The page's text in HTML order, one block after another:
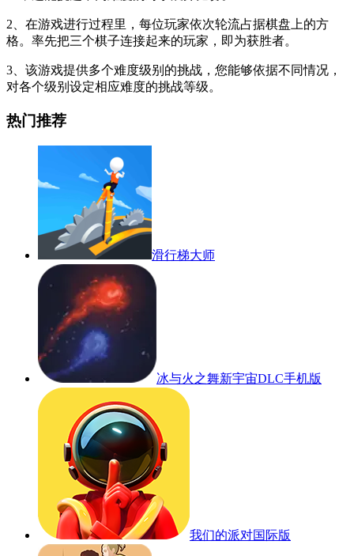
2、在游戏进行过程里，每位玩家依次轮流占据棋盘上的方
格。率先把三个棋子连接起来的玩家，即为获胜者。
3、该游戏提供多个难度级别的挑战，您能够依据不同情况，
对各个级别设定相应难度的挑战等级。
热门推荐
滑行梯大师
冰与火之舞新宇宙DLC手机版
我们的派对国际版